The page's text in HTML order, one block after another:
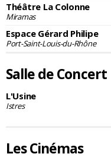
Théâtre La Colonne
Miramas
Espace Gérard Philipe
Port-Saint-Louis-du-Rhône
Salle de Concert
L'Usine
Istres
Les Cinémas